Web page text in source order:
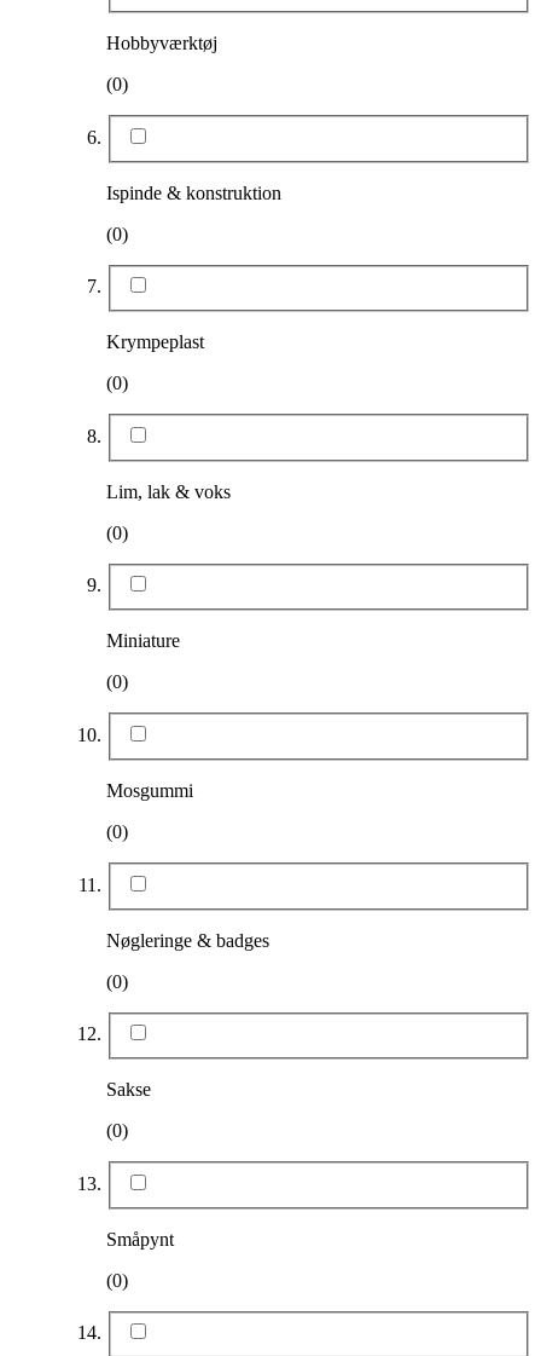
Hobbyværktøj
(0)
Ispinde & konstruktion
(0)
Krympeplast
(0)
Lim, lak & voks
(0)
Miniature
(0)
Mosgummi
(0)
Nøgleringe & badges
(0)
Sakse
(0)
Småpynt
(0)